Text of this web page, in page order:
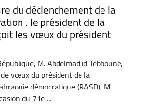
du déclenchement de la
: le président de la
les vœux du président
M. Abdelmadjid Tebboune,
vœux du président de la
démocratique (RASD), M.
du 71e ...